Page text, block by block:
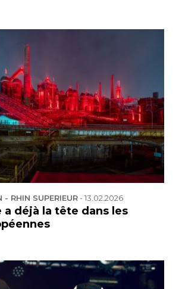
- RHIN SUPERIEUR-13.02.2026
a déjà la tête dans les